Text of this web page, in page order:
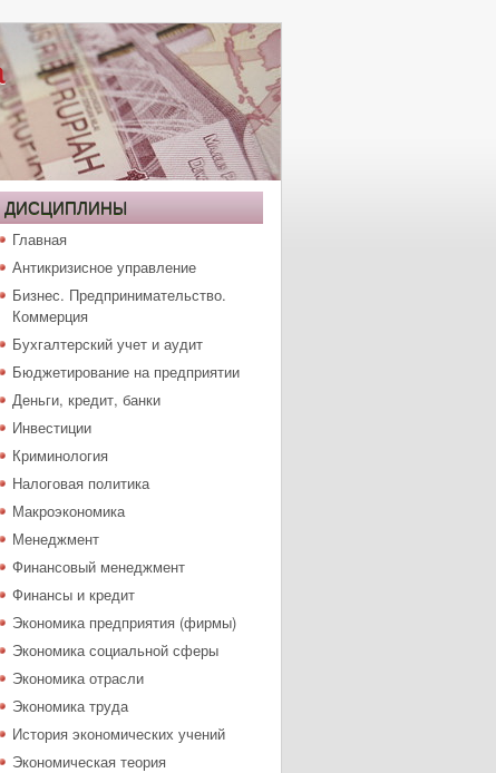
ДИСЦИПЛИНЫ
Главная
Антикризисное управление
Бизнес. Предпринимательство.
Коммерция
Бухгалтерский учет и аудит
Бюджетирование на предприятии
Деньги, кредит, банки
Инвестиции
Криминология
Налоговая политика
Макроэкономика
Менеджмент
Финансовый менеджмент
Финансы и кредит
Экономика предприятия (фирмы)
Экономика социальной сферы
Экономика отрасли
Экономика труда
История экономических учений
Экономическая теория